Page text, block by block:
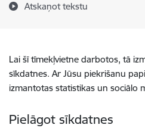
Atskaņot tekstu
Lai šī tīmekļvietne darbotos, tā
sīkdatnes. Ar Jūsu piekrišanu
izmantotas statistikas un sociālo
Pielāgot sīkdatnes